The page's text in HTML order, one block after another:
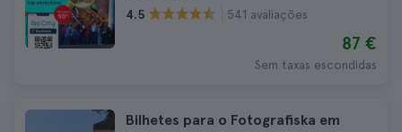
4.5 541 avaliações
87 €
Sem taxas escondidas
Bilhetes para o Fotografiska em